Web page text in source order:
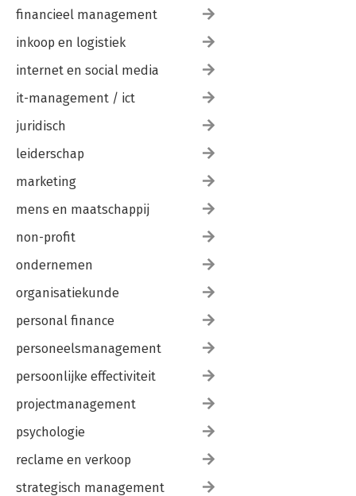
financieel management
inkoop en logistiek
internet en social media
it-management / ict
juridisch
leiderschap
marketing
mens en maatschappij
non-profit
ondernemen
organisatiekunde
personal finance
personeelsmanagement
persoonlijke effectiviteit
projectmanagement
psychologie
reclame en verkoop
strategisch management